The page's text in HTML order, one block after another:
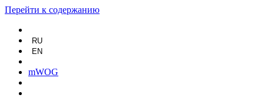
Перейти к содержанию
RU
EN
mWOG